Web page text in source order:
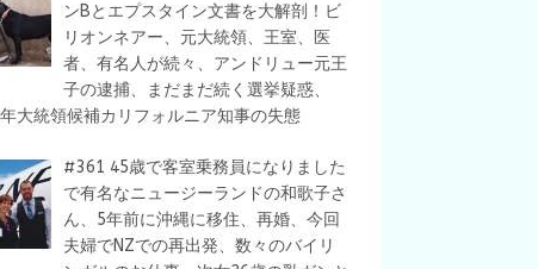
ンBとエプスタイン文書を大解剖！ビ
リオンネアー、元大統領、王室、医
者、有名人が続々、アンドリュー元王
子の逮捕、まだまだ続く選挙疑惑、
大統領候補カリフォルニア知事の失態
#361 45歳で客室乗務員になりました
で有名なニュージーランドの和歌子さ
ん、5年前に沖縄に移住、再婚、今回
夫婦でNZでの再出発、数々のバイリ